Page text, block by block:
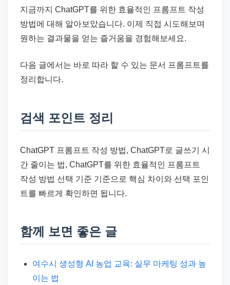
지금까지 ChatGPT를 위한 효율적인 프롬프트 작성
방법에 대해 알아보았습니다. 이제 직접 시도해보며
원하는 결과물을 얻는 즐거움을 경험해보세요.
다음 글에서는 바로 따라 할 수 있는 문서 프롬프트를
정리합니다.
검색 포인트 정리
ChatGPT 프롬프트 작성 방법, ChatGPT로 글쓰기 시
간 줄이는 법, ChatGPT를 위한 효율적인 프롬프트
작성 방법 선택 기준 기준으로 핵심 차이와 선택 포인
트를 빠르게 확인하면 됩니다.
함께 보면 좋은 글
여수시 생성형 AI 농업 교육: 실무 마케팅 성과 높
이는 법